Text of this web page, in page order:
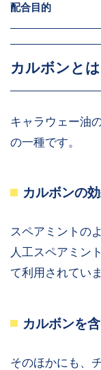
配合目的
カルボンとは
キャラウェー油
の一種です。
カルボンの
スペアミントの
人工スペアミン
て利用されていま
カルボンを
そのほかにも、